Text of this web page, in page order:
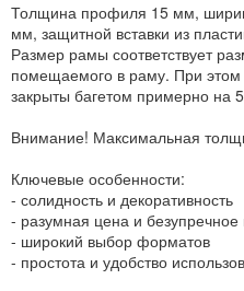
Толщина профиля 15 мм,
мм, защитной вставки из
Размер рамы соответствует
помещаемого в раму. При этом
закрыты багетом примерно на
Внимание! Максимальная
Ключевые особенности:
- солидность и декоративность
- разумная цена и безупречное
- широкий выбор форматов
- простота и удобство